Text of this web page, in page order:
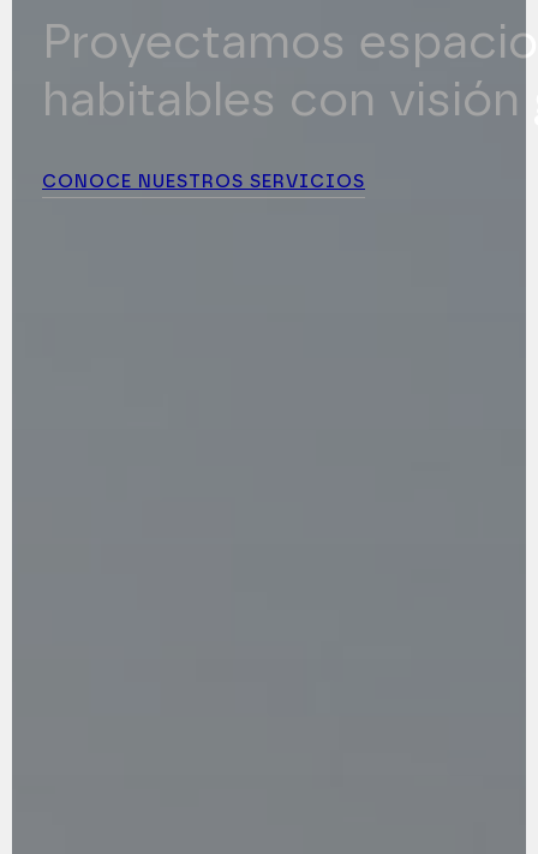
Proyectamos
habitables con visión
CONOCE NUESTROS SERVICIOS